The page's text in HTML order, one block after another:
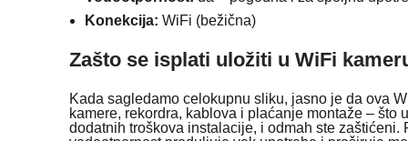
Konekcija: WiFi (bežična)
Zašto se isplati uložiti u WiFi
Kada sagledamo celokupnu sliku, jasno je da ova
kamere, rekordra, kablova i plaćanje montaže –
dodatnih troškova instalacije, i odmah ste